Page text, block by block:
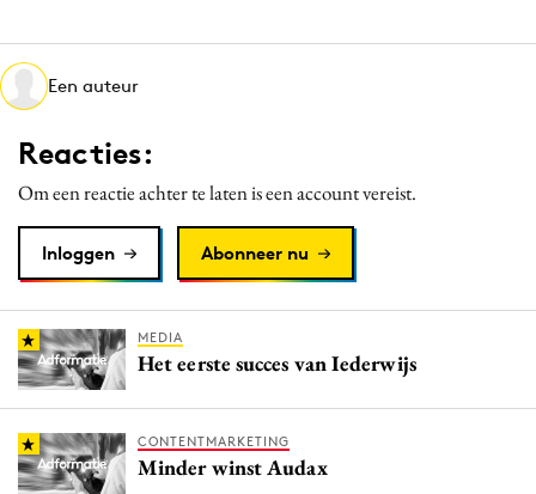
Interne communicatie
Martech
Media
Merkstrategie
PR
Purpose Marketing
Reputatie & crisis
Een auteur
Reacties:
Om een reactie achter te laten is een account vereist.
Inloggen Abonneer nu
MEDIA
Het eerste succes van Iederwijs
CONTENTMARKETING
Minder winst Audax